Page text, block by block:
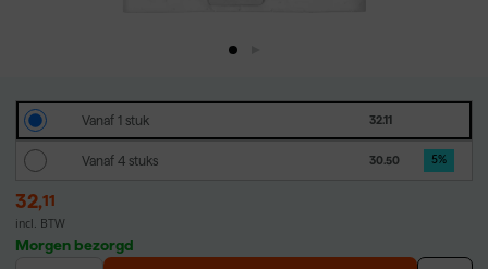
Vanaf 1 stuk 32.11
Vanaf 4 stuks 30.50 5%
32,11
incl. BTW
Morgen bezorgd